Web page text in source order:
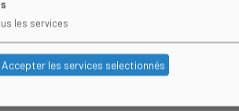
retrouvez les Centres de
les services
Accepter les services selectionnés